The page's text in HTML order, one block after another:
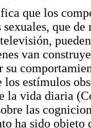
que los
sexuales, que
van
su
estímulos
la vida diaria
las
ha sido objeto